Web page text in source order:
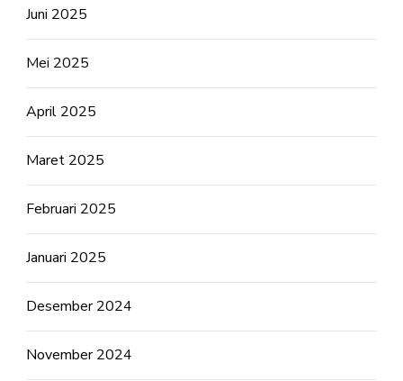
Juni 2025
Mei 2025
April 2025
Maret 2025
Februari 2025
Januari 2025
Desember 2024
November 2024